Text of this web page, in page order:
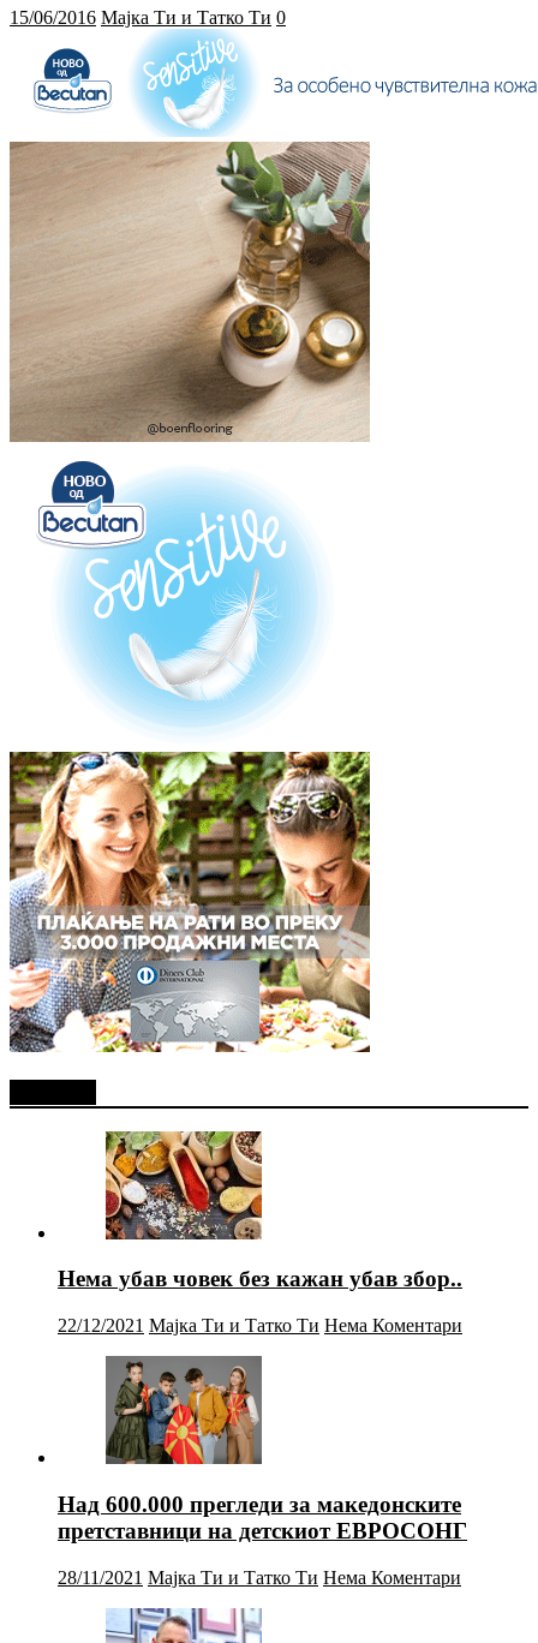
15/06/2016 Мајка Ти и Татко Ти 0
Нема убав човек без кажан убав збор..
22/12/2021 Мајка Ти и Татко Ти Нема Коментари
Над 600.000 прегледи за македонските
претставници на детскиот ЕВРОСОНГ
28/11/2021 Мајка Ти и Татко Ти Нема Коментари